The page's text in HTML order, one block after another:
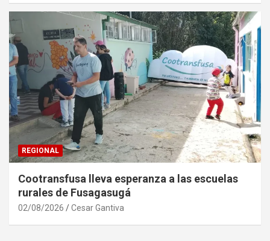
REGIONAL
Cootransfusa lleva esperanza a las escuelas
rurales de Fusagasugá
02/08/2026 Cesar Gantiva